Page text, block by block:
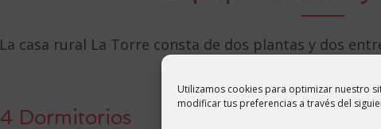
Utilizamos cookies para optimizar nuestro
modificar tus preferencias a través del
La casa rural La Torre consta de dos plantas y dos
4 Dormitorios